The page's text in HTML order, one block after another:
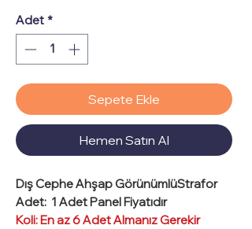
Adet *
Sepete Ekle
Hemen Satın Al
Dış Cephe Ahşap GörünümlüStrafor
Adet: 1 Adet Panel Fiyatıdır
Koli: En az 6 Adet Almanız Gerekir